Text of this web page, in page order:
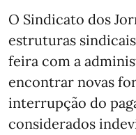
O Sindicato dos
estruturas
feira com a
encontrar novas
interrupção do
considerados